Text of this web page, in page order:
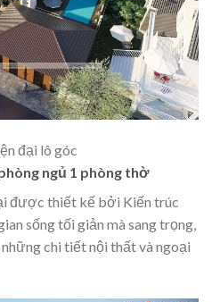
đại lô góc
ngủ 1 phòng thờ
được thiết kế bởi Kiến trúc
sống tối giản mà sang trọng,
chi tiết nội thất và ngoại